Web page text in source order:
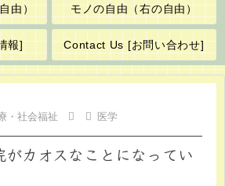
由） モノの自由（右の自由）
報] Contact Us [お問い合わせ]
・社会福祉 医学
カオスなことになってい